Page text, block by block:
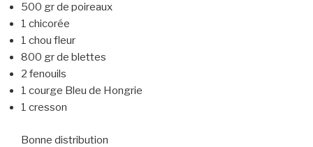
500 gr de poireaux
1 chicorée
1 chou fleur
800 gr de blettes
2 fenouils
1 courge Bleu de Hongrie
1 cresson
Bonne distribution